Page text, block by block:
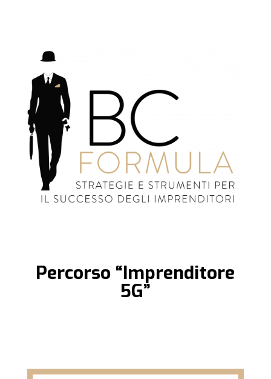
Percorso “Imprenditore
5G”